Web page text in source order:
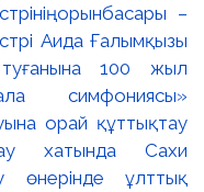
орынбасары –
Аида Ғалымқызы
100 жыл
симфониясы»
орай құттықтау
хатында Сахи
өнерінде ұлттық